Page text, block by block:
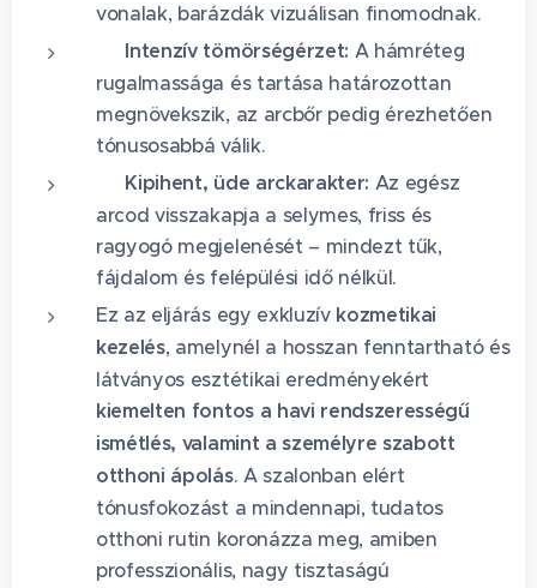
vonalak, barázdák vizuálisan finomodnak.
Intenzív tömörségérzet: A hámréteg
rugalmassága és tartása határozottan
megnövekszik, az arcbőr pedig érezhetően
tónusosabbá válik.
Kipihent, üde arckarakter: Az egész
arcod visszakapja a selymes, friss és
ragyogó megjelenését – mindezt tűk,
fájdalom és felépülési idő nélkül.
Ez az eljárás egy exkluzív kozmetikai
kezelés, amelynél a hosszan fenntartható és
látványos esztétikai eredményekért
kiemelten fontos a havi rendszerességű
ismétlés, valamint a személyre szabott
otthoni ápolás. A szalonban elért
tónusfokozást a mindennapi, tudatos
otthoni rutin koronázza meg, amiben
professzionális, nagy tisztaságú